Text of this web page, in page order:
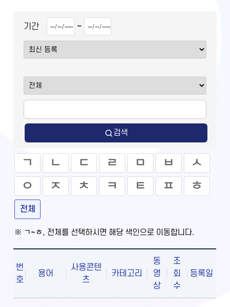
기간 ~
검색
ㄱ ㄴ ㄷ ㄹ ㅁ ㅂ
ㅅ
ㅇ
ㅈ ㅊ ㅋ ㅌ ㅍ ㅎ
전체
※ ㄱ~ㅎ, 전체를 선택하시면 해당 색인으로 이동합니다.
번
호
용어
사용콘텐
츠
카테고리
동
영
상
조
회
수
등록일